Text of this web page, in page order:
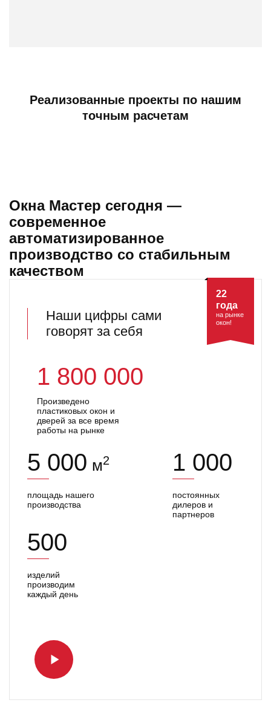
Реализованные проекты по нашим
точным расчетам
Окна Мастер сегодня —
современное
автоматизированное
производство со стабильным
качеством
Наши цифры сами
говорят за себя
1 800 000
Произведено
пластиковых окон и
дверей за все время
работы на рынке
5 000 м2
площадь нашего
производства
1 000
постоянных
дилеров и
партнеров
500
изделий
производим
каждый день
22
года
на рынке
окон!